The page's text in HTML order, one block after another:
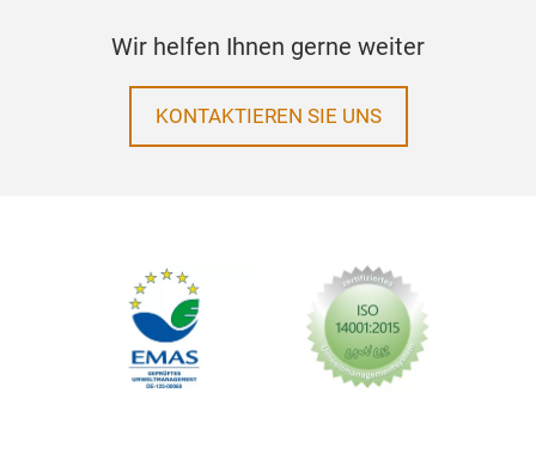
Wir helfen Ihnen gerne weiter
KONTAKTIEREN SIE UNS